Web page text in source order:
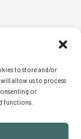
to store and/or
allow us to process
or
functions.